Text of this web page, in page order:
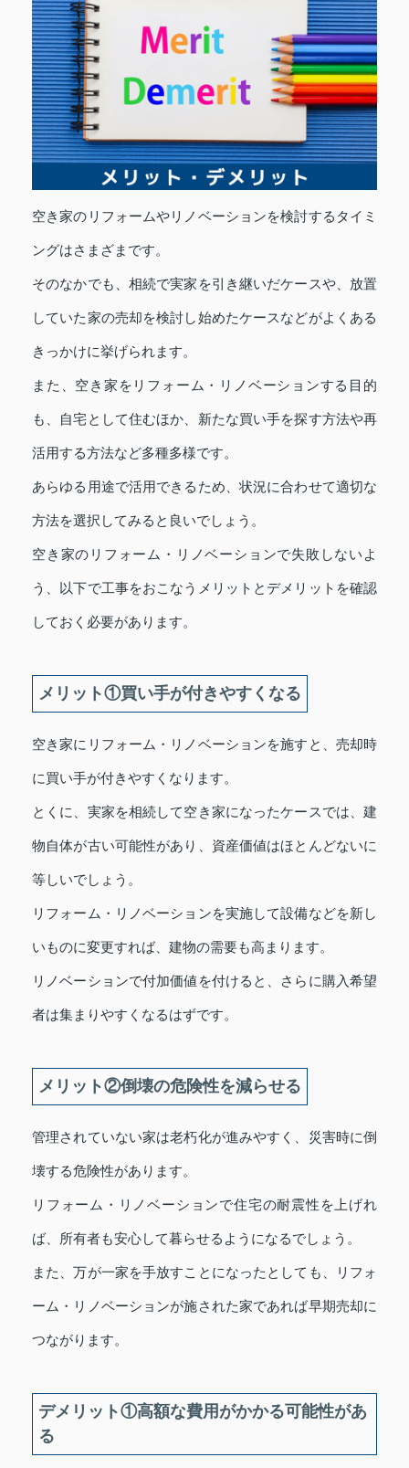
空き家のリフォームやリノベーションを検討するタイミ
ングはさまざまです。
そのなかでも、相続で実家を引き継いだケースや、放置
していた家の売却を検討し始めたケースなどがよくある
きっかけに挙げられます。
また、空き家をリフォーム・リノベーションする目的
も、自宅として住むほか、新たな買い手を探す方法や再
活用する方法など多種多様です。
あらゆる用途で活用できるため、状況に合わせて適切な
方法を選択してみると良いでしょう。
空き家のリフォーム・リノベーションで失敗しないよ
う、以下で工事をおこなうメリットとデメリットを確認
しておく必要があります。
メリット①買い手が付きやすくなる
空き家にリフォーム・リノベーションを施すと、売却時
に買い手が付きやすくなります。
とくに、実家を相続して空き家になったケースでは、建
物自体が古い可能性があり、資産価値はほとんどないに
等しいでしょう。
リフォーム・リノベーションを実施して設備などを新し
いものに変更すれば、建物の需要も高まります。
リノベーションで付加価値を付けると、さらに購入希望
者は集まりやすくなるはずです。
メリット②倒壊の危険性を減らせる
管理されていない家は老朽化が進みやすく、災害時に倒
壊する危険性があります。
リフォーム・リノベーションで住宅の耐震性を上げれ
ば、所有者も安心して暮らせるようになるでしょう。
また、万が一家を手放すことになったとしても、リフォ
ーム・リノベーションが施された家であれば早期売却に
つながります。
デメリット①高額な費用がかかる可能性があ
る